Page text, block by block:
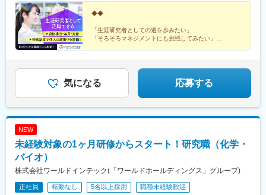
◆◆
「生涯研究者としての道を歩みたい」
「そろそろマネジメントにも挑戦してみたい」
◎カジュアル面談も対応しています。お気軽にご相談く
ださい。
気になる 応募する
NEW
未経験対象の1ヶ月研修からスタート！研究職（化学・
バイオ）
株式会社ワールドインテック(「ワールドホールディングス」グループ)
正社員 転勤なし 5名以上採用
職種未経験歓迎